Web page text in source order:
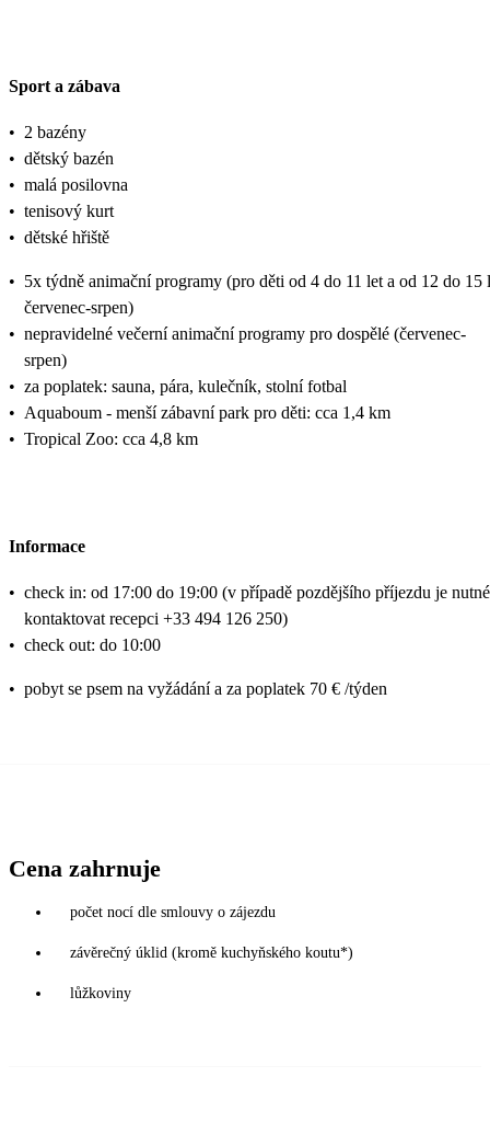
Sport a zábava
• 2 bazény
• dětský bazén
• malá posilovna
• tenisový kurt
• dětské hřiště
• 5x týdně animační programy (pro děti od 4 do 11 let a od 12 do 15
červenec-srpen)
• nepravidelné večerní animační programy pro dospělé (červenec-
srpen)
• za poplatek: sauna, pára, kulečník, stolní fotbal
• Aquaboum - menší zábavní park pro děti: cca 1,4 km
• Tropical Zoo: cca 4,8 km
Informace
• check in: od 17:00 do 19:00 (v případě pozdějšího příjezdu je nutné
kontaktovat recepci +33 494 126 250)
• check out: do 10:00
• pobyt se psem na vyžádání a za poplatek 70 € /týden
Cena zahrnuje
počet nocí dle smlouvy o zájezdu
závěrečný úklid (kromě kuchyňského koutu*)
lůžkoviny